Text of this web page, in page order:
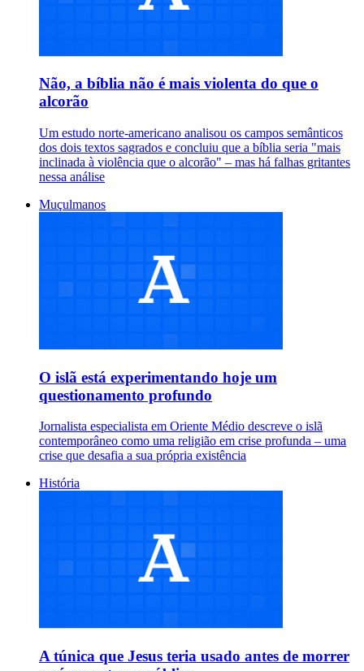
Não, a bíblia não é mais violenta do que o
alcorão
Um estudo norte-americano analisou os campos semânticos
dos dois textos sagrados e concluiu que a bíblia seria "mais
inclinada à violência que o alcorão" – mas há falhas gritantes
nessa análise
Muçulmanos
O islã está experimentando hoje um
questionamento profundo
Jornalista especialista em Oriente Médio descreve o islã
contemporâneo como uma religião em crise profunda – uma
crise que desafia a sua própria existência
História
A túnica que Jesus teria usado antes de morrer